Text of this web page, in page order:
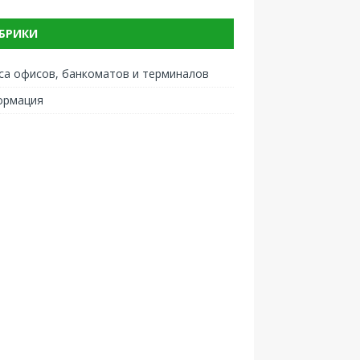
офисов, банкоматов и терминалов